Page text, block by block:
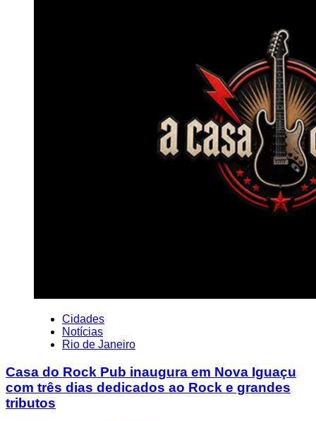
Cidades
Notícias
Rio de Janeiro
Casa do Rock Pub inaugura em Nova Iguaçu
com três dias dedicados ao Rock e grandes
tributos